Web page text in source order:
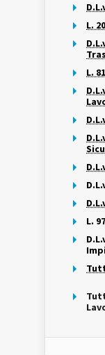
L.
L.
L.